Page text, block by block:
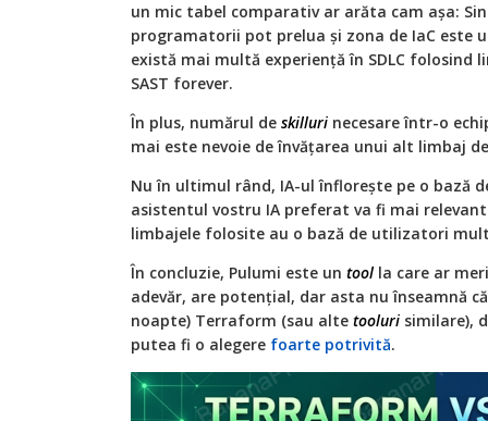
un mic tabel comparativ ar arăta cam așa:
programatorii pot prelua și zona de IaC este
există mai multă experiență în SDLC folosind
SAST forever.
În plus, numărul de skilluri necesare într-o
mai este nevoie de învățarea unui alt limbaj
Nu în ultimul rând, IA-ul înflorește pe o bază
asistentul vostru IA preferat va fi mai
limbajele folosite au o bază de utilizatori
În concluzie, Pulumi este un tool la care ar
adevăr, are potențial, dar asta nu înseamnă
noapte) Terraform (sau alte tooluri similare),
putea fi o alegere foarte potrivită.